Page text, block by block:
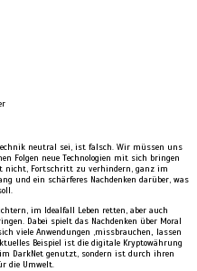
neutral sei, ist falsch. Wir müssen uns
Folgen neue Technologien mit sich bringen
nicht, Fortschritt zu verhindern, ganz im
und ein schärferes Nachdenken darüber, was
im Idealfall Leben retten, aber auch
Dabei spielt das Nachdenken über Moral
viele Anwendungen ‚missbrauchen‚ lassen
Beispiel ist die digitale Kryptowährung
DarkNet genutzt, sondern ist durch ihren
die Umwelt.